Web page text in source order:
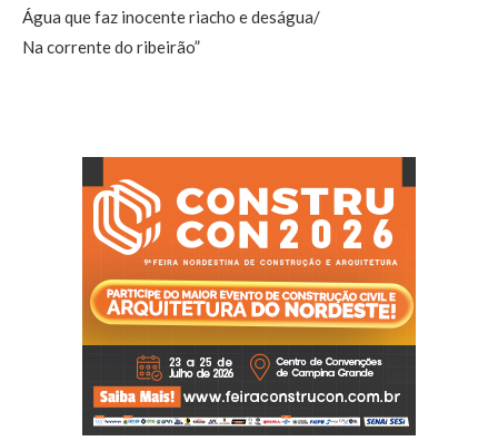
Água que faz inocente riacho e deságua/
Na corrente do ribeirão”